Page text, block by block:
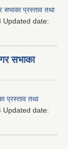
प्रस्ताव तथा
Updated date:
सभाका
प्रस्ताव तथा
Updated date: